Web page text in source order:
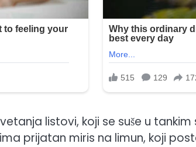
listovi, koji se suše u
prijatan miris na limun, koji